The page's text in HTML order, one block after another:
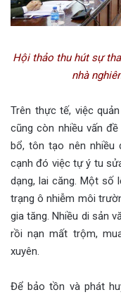
Hội thảo thu hút sự
nhà
Trên thực tế, việc
cũng còn nhiều vấn
bổ, tôn tạo nên nhiều
cạnh đó việc tự ý tu
dạng, lai căng. Một số
trạng ô nhiễm môi
gia tăng. Nhiều di sản
rồi nạn mất trộm,
xuyên.
Để bảo tồn và phát